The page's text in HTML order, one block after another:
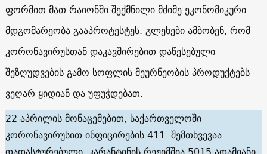
ფორმით მათ რაიონში შექმნილი მძიმე ეკონომიკური
მდგომარეობა გააპროტესტეს. გლეხები ამბობენ, რომ
კორონავირუსთან დაკავშირებით დაწესებული
შეზღუდვების გამო სოფლის მეურნეობის პროდუქტებს
ვეღარ ყიდიან და უფუჭდებათ.
22 აპრილის მონაცემებით, საქართველოში
კორონავირუსით ინფიცირების 411 შემთხვევაა